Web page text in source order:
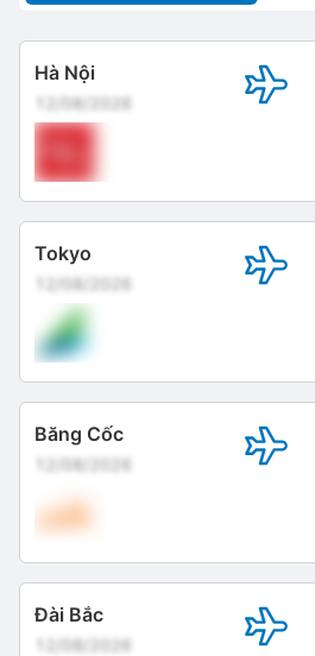
Hà Nội
12/08/2026
Tokyo
12/08/2026
Băng Cốc
12/08/2026
Đài Bắc
12/08/2026